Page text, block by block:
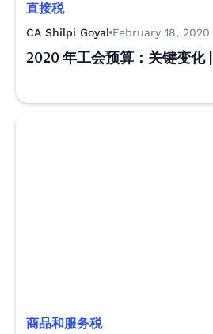
直接税
CA Shilpi Goyal February 18, 2020
2020 年工会预算：关键变化
商品和服务税